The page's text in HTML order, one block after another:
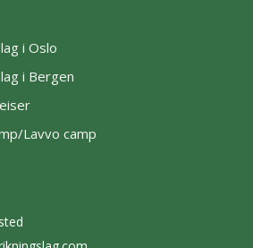
i Oslo
i Bergen
Lavvo camp